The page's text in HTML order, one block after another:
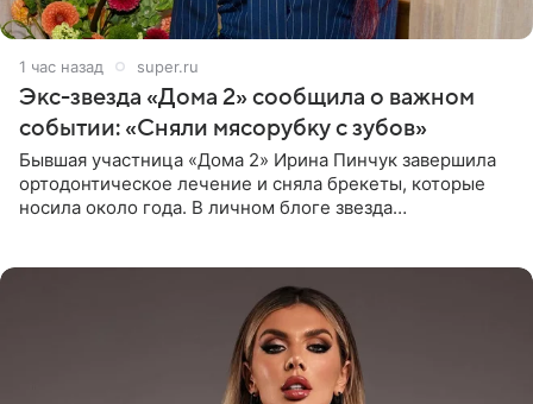
1 час назад super.ru
Экс-звезда «Дома 2» сообщила о важном
событии: «Сняли мясорубку с зубов»
Бывшая участница «Дома 2» Ирина Пинчук завершила
ортодонтическое лечение и сняла брекеты, которые
носила около года. В личном блоге звезда